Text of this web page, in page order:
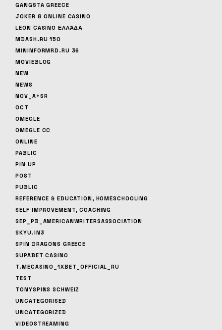
GANGSTA GREECE
JOKER 8 ONLINE CASINO
LEON CASINO ΕΛΛΆΔΑ
MDASH.RU 150
MININFORMRD.RU 36
MOVIEBLOG
NEW
NEWS
NOV_A+SR
OCT
OMEGLE
OMEGLE CC
ONLINE
PABLIC
PIN UP
POST
PUBLIC
REFERENCE & EDUCATION, HOMESCHOOLING
SELF IMPROVEMENT, COACHING
SEP_PB_AMERICANWRITERSASSOCIATION
SKYU.IN3
SPIN DRAGONS GREECE
SUPABET CASINO
T.MECASINO_1XBET_OFFICIAL_RU
TEST
TONYSPINS SCHWEIZ
UNCATEGORISED
UNCATEGORIZED
VIDEOSTREAMING